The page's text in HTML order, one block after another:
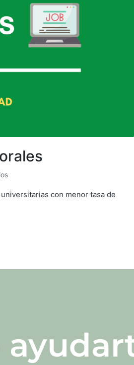
con menor tasa de